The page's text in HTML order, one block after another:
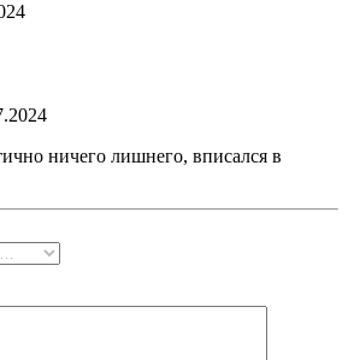
ничего лишнего, вписался в